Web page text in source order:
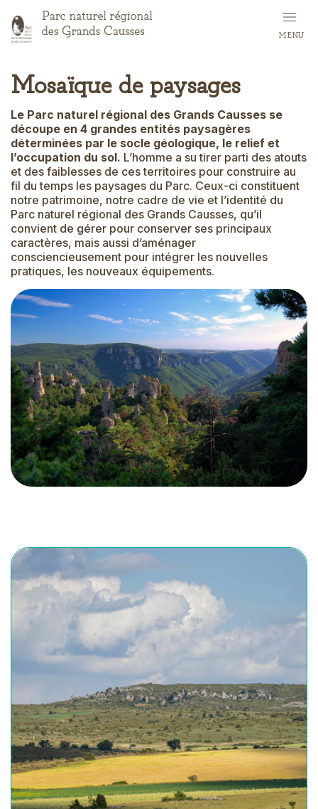
to
main
MENU
Mosaïque de paysages
Le Parc naturel régional des Grands Causses se
découpe en 4 grandes entités paysagères
déterminées par le socle géologique, le relief et
l’occupation du sol. L’homme a su tirer parti des atouts
et des faiblesses de ces territoires pour construire au
fil du temps les paysages du Parc. Ceux-ci constituent
notre patrimoine, notre cadre de vie et l’identité du
Parc naturel régional des Grands Causses, qu’il
convient de gérer pour conserver ses principaux
caractères, mais aussi d’aménager
consciencieusement pour intégrer les nouvelles
pratiques, les nouveaux équipements.